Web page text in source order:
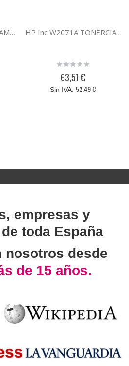
HP Inc W2072A TONERAMARILLO117A HP Inc W2071A TONERCIAN117A
Rating:
63,51 €
52,49 €
empresas y
toda España
nosotros desde
de 15 años.